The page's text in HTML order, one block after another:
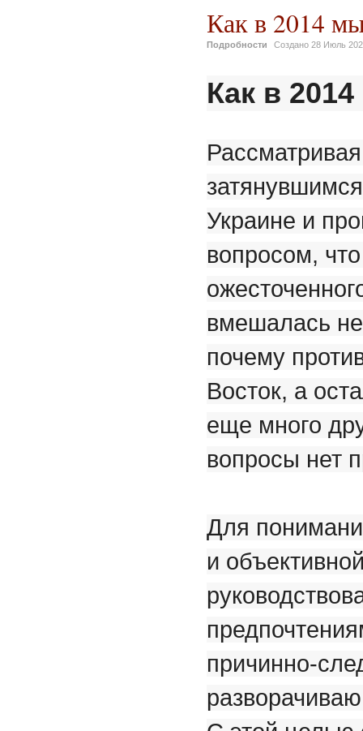
Как в 2014
Подробности Создано 28 Июль
Как в
Украине и
вопросом,
вмешалась
почему
Восток, а
еще много
вопросы нет
Для
и
причинно-